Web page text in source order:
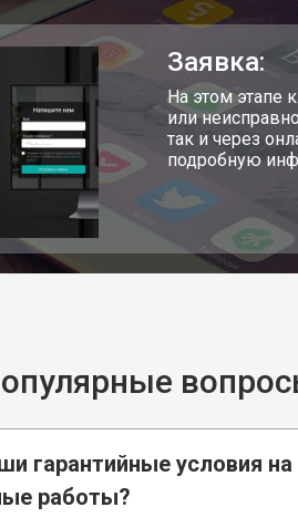
Заявка:
На этом этапе
или
так и через
подробную
гарантийные условия на
работы?